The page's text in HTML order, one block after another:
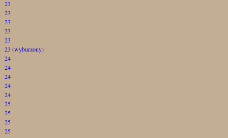
23
23
23
23
23
23 (wyburzony)
24
24
24
24
24
25
25
25
25